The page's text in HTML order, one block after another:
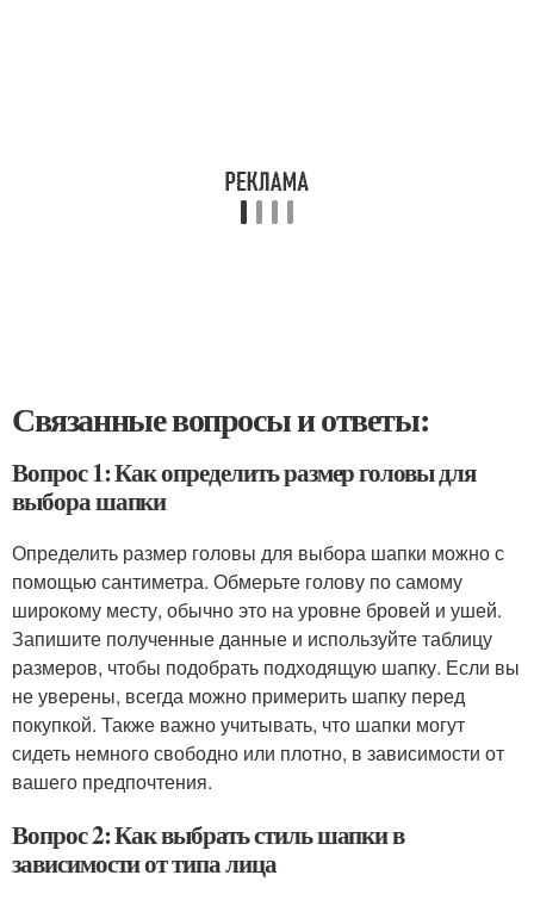
Связанные вопросы и ответы:
Вопрос 1: Как определить размер головы для
выбора шапки
Определить размер головы для выбора шапки можно с
помощью сантиметра. Обмерьте голову по самому
широкому месту, обычно это на уровне бровей и ушей.
Запишите полученные данные и используйте таблицу
размеров, чтобы подобрать подходящую шапку. Если вы
не уверены, всегда можно примерить шапку перед
покупкой. Также важно учитывать, что шапки могут
сидеть немного свободно или плотно, в зависимости от
вашего предпочтения.
Вопрос 2: Как выбрать стиль шапки в
зависимости от типа лица